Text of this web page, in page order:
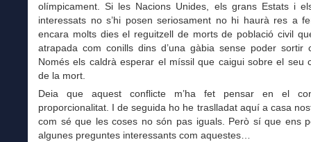
olímpicament. Si les Nacions Unides, els grans Estats i
interessats no s’hi posen seriosament no hi haurà res a
encara molts dies el reguitzell de morts de població civil
atrapada com conills dins d’una gàbia sense poder sortir
Només els caldrà esperar el míssil que caigui sobre el seu
de la mort.
Deia que aquest conflicte m’ha fet pensar en el
proporcionalitat. I de seguida ho he traslladat aquí a casa
com sé que les coses no són pas iguals. Però sí que ens
algunes preguntes interessants com aquestes…